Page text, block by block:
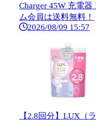
Charger 45W 充電器
ム会員は送料無料！
2026/08/09 15:57
【2.8回分】LUX（